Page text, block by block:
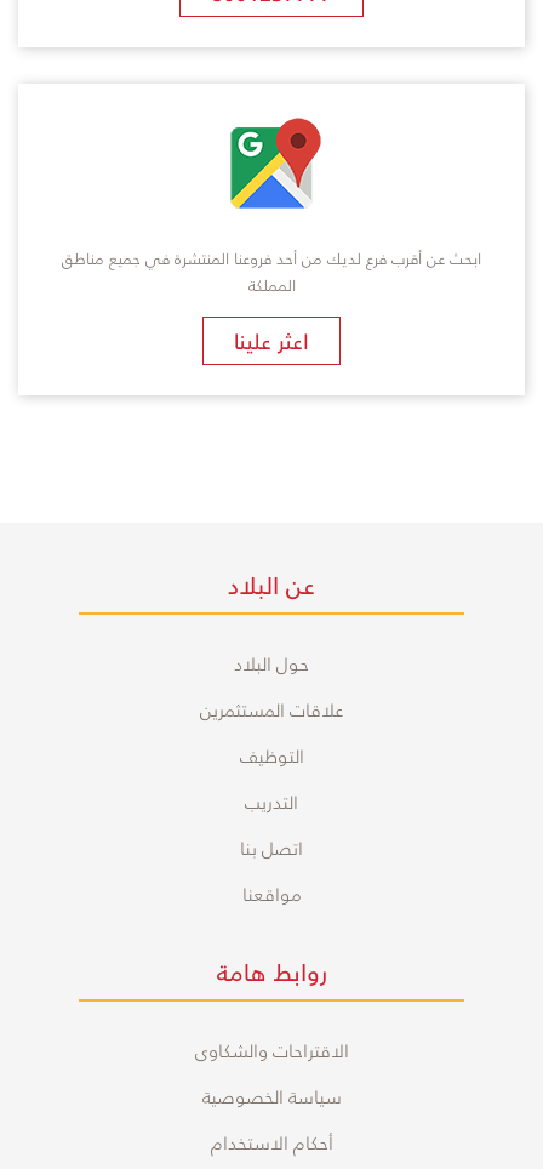
ابحث عن أقرب فرع لديك من أحد فروعنا المنتشرة في جميع مناطق
المملكة
​اعثر علينا
عن البلاد
حول البلاد
علاقات المستثمرين
التوظيف
التدريب
اتصل بنا
مواقعنا
روابط هامة
الاقتراحات والشكاوى
سياسة الخصوصية
أحكام الاستخدام